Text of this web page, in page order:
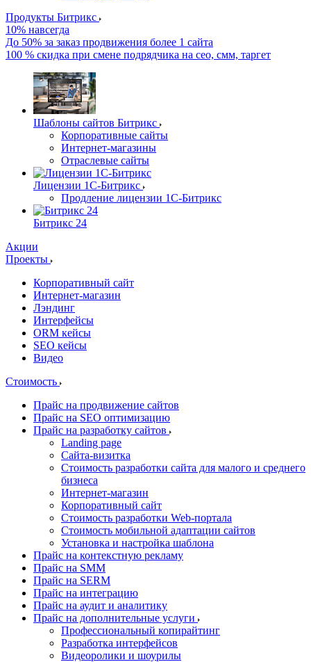
Продукты Битрикс
10% навсегда
До 50% за заказ продвижения более 1 сайта
100 % скидка при смене подрядчика на сео, смм, таргет
Шаблоны сайтов Битрикс
Корпоративные сайты
Интернет-магазины
Отраслевые сайты
Лицензии 1С-Битрикс
Продление лицензии 1С-Битрикс
Битрикс 24
Акции
Проекты
Корпоративный сайт
Интернет-магазин
Лэндинг
Интерфейсы
ORM кейсы
SEO кейсы
Видео
Стоимость
Прайс на продвижение сайтов
Прайс на SEO оптимизацию
Прайс на разработку сайтов
Landing page
Cайта-визитка
Стоимость разработки сайта для малого и среднего
бизнеса
Интернет-магазин
Корпоративный сайт
Стоимость разработки Web-портала
Стоимость мобильной адаптации сайтов
Установка и настройка шаблона
Прайс на контекстную рекламу
Прайс на SMM
Прайс на SERM
Прайс на интеграцию
Прайс на аудит и аналитику
Прайс на дополнительные услуги
Профессиональный копирайтинг
Разработка интерфейсов
Видеоролики и шоурилы